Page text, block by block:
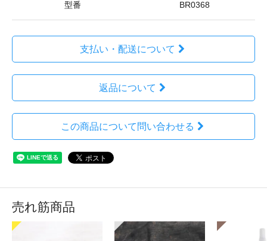
型番 BR0368
支払い・配送について
返品について
この商品について問い合わせる
売れ筋商品